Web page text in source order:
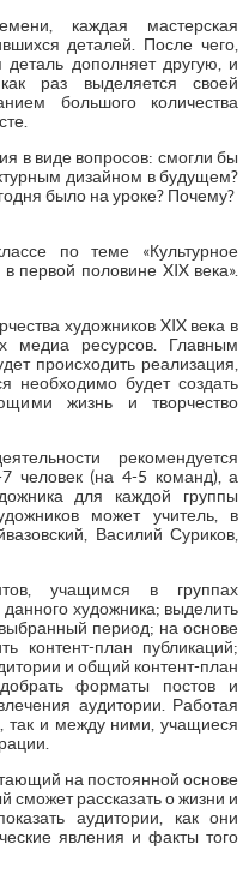
каждая мастерская
деталей. После чего,
деталь дополняет другую, и
раз выделяется своей
большого количества
в виде вопросов: смогли бы
дизайном в будущем?
было на уроке? Почему?
по теме «Культурное
первой половине XIX века».
художников XIX века в
медиа ресурсов. Главным
происходить реализация,
необходимо будет создать
жизнь и творчество
рекомендуется
человек (на 4-5 команд), а
для каждой группы
может учитель, в
Василий Суриков,
учащимся в группах
художника; выделить
период; на основе
контент-план публикаций;
и общий контент-план
форматы постов и
аудитории. Работая
так и между ними, учащиеся
на постоянной основе
рассказать о жизни и
аудитории, как они
явления и факты того